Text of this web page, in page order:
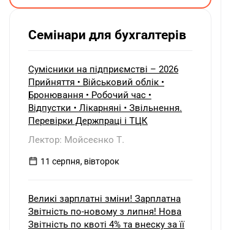
Семінари для бухгалтерів
Сумісники на підприємстві – 2026
Прийняття • Військовий облік •
Бронювання • Робочий час •
Відпустки • Лікарняні • Звільнення.
Перевірки Держпраці і ТЦК
Лектор: Мойсеєнко Т.
11 серпня, вівторок
Великі зарплатні зміни! Зарплатна
Звітність по-новому з липня! Нова
Звітність по квоті 4% та внеску за її